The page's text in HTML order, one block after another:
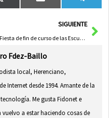
en
(Twitter) en
en
SIGUIENTE
Fiesta de fin de curso de las Escuelas Deportivas Municipales
Fdez-Baillo
local, Herenciano,
Internet desde 1994. Amante de la
Me gusta Fidonet e
vuelvo a estar haciendo cosas de